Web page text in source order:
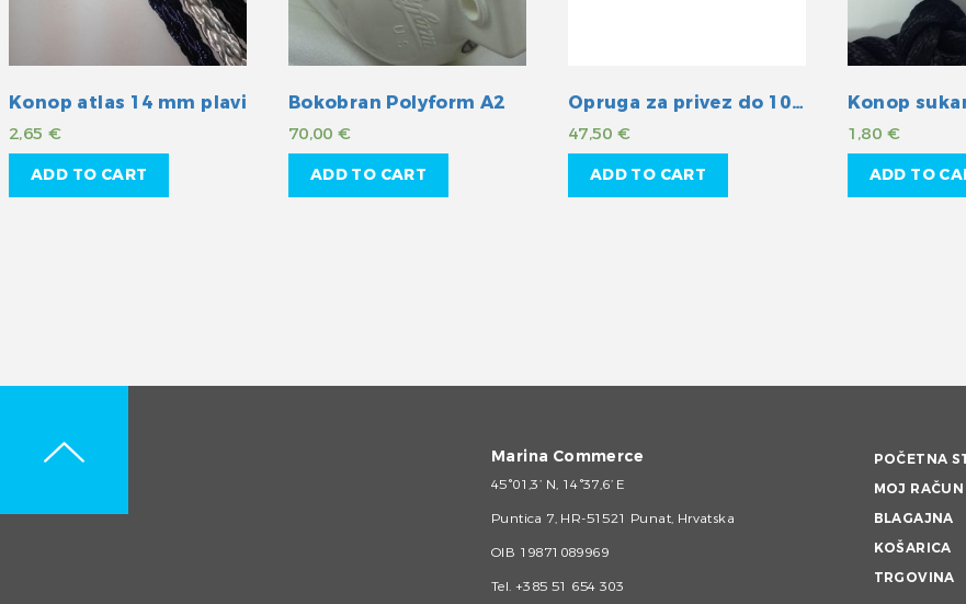
Konop atlas 14 mm plavi
2,65 €
ADD TO CART
Bokobran Polyform A2
70,00€
ADD TO CART
Opruga za privez do 10m
47,50€
ADD TO CART
1,80 €
ADD TO
Marina Commerce
45°01,3’ N, 14°37,6’ E
Puntica 7, HR-51521 Punat, Hrvatska
OIB 19871089969
Tel. +385 51 654 303
POČETNA
MOJ RAČUN
BLAGAJNA
KOŠARICA
TRGOVINA